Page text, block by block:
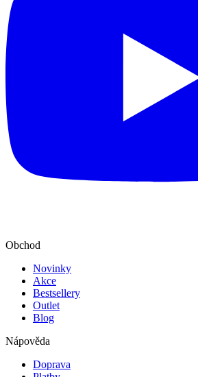
Obchod
Novinky
Akce
Bestsellery
Outlet
Blog
Nápověda
Doprava